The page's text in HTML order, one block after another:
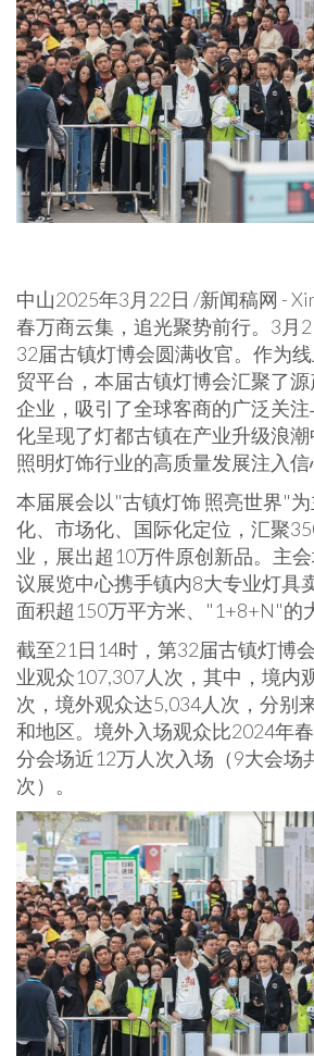
中山2025年3月22日 /新闻稿网 -
春万商云集，追光聚势前行。3月
32届古镇灯博会圆满收官。作为
贸平台，本届古镇灯博会汇聚了
企业，吸引了全球客商的广泛关
化呈现了灯都古镇在产业升级浪
照明灯饰行业的高质量发展注入信
本届展会以"古镇灯饰 照亮世界"
化、市场化、国际化定位，汇聚
业，展出超10万件原创新品。主
议展览中心携手镇内8大专业灯具
面积超150万平方米、"1+8+N"的
截至21日14时，第32届古镇灯博
业观众107,307人次，其中，境内
次，境外观众达5,034人次，分别
和地区。境外入场观众比2024年
分会场近12万人次入场（9大会场
次）。